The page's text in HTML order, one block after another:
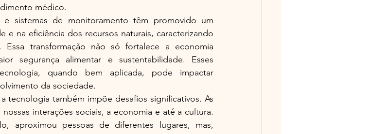
médico.
e sistemas de monitoramento têm promovido um
e na eficiência dos recursos naturais, caracterizando
Essa transformação não só fortalece a economia
segurança alimentar e sustentabilidade. Esses
quando bem aplicada, pode impactar
da sociedade.
tecnologia também impõe desafios significativos. As
interações sociais, a economia e até a cultura.
aproximou pessoas de diferentes lugares, mas,